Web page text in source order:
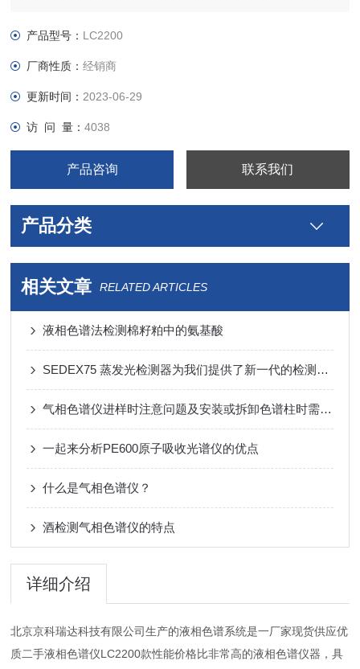
统具有的耐用性、可靠性，以及许多内置的高效功能.
产品型号： LC2200
厂商性质：经销商
更新时间： 2023-06-29
访 问 量：4038
产品咨询 联系我们
产品分类
相关文章 RELATED ARTICLES
液相色谱法检测棉籽粕中的氨基酸
SEDEX75 蒸发光检测器为我们提供了新一代的检测手段
气相色谱仪进样时注意问题及安装或拆卸色谱柱时需要注意的问题
一起来分析PE600原子吸收光谱仪的优点
什么是气相色谱仪？
酒检测气相色谱仪的特点
详细介绍
北京京科瑞达科技有限公司生产的液相色谱系统是一厂家现货供应优
质二手液相色谱仪LC2200款性能价格比非常高的液相色谱仪器，具